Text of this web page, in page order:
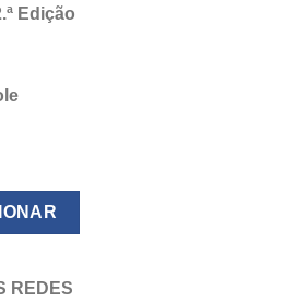
Edição
das Crianças na Separação dos Pais
REDES